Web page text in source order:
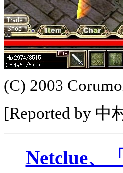
(C) 2003
[Reported by 中
Netclue、